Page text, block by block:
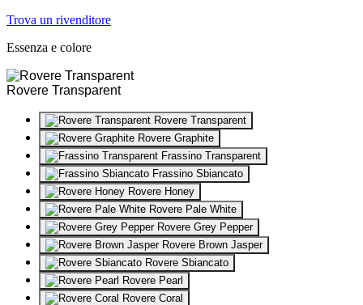
Trova un rivenditore
Essenza e colore
Rovere Transparent
Rovere Transparent
Rovere Graphite
Frassino Transparent
Frassino Sbiancato
Rovere Honey
Rovere Pale White
Rovere Grey Pepper
Rovere Brown Jasper
Rovere Sbiancato
Rovere Pearl
Rovere Coral